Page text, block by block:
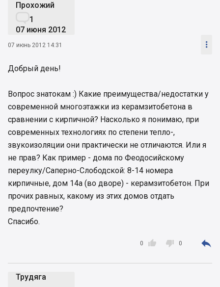
Прохожий
1
07 июня 2012
07 июнь 2012 14:31 
Добрый день!
Вопрос знатокам :) Какие преимущества/недостатки у
современной многоэтажки из керамзитобетона в
сравнении с кирпичной? Насколько я понимаю, при
современных технологиях по степени тепло-,
звукоизоляции они практически не отличаются. Или я
не прав? Как пример - дома по Феодосийскому
переулку/Саперно-Слободской: 8-14 номера
кирпичные, дом 14а (во дворе) - керамзитобетон. При
прочих равных, какому из этих домов отдать
предпочтение?
Спасибо.

0  0 
Трудяга